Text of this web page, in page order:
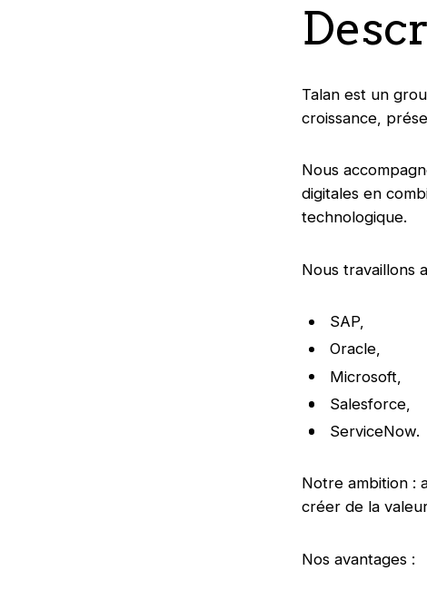
Talan est un
croissance,
Nous
digitales en
technologique.
Nous travaillons
SAP,
Oracle,
Microsoft,
Salesforce,
ServiceNow.
Notre ambition :
créer de la
Nos avantages :